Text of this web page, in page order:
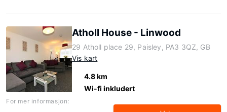
Atholl House - Linwood
29 Atholl place 29, Paisley, PA3 3QZ, GB
Vis kart
4.8 km
Wi-fi inkludert
For mer informasjon: